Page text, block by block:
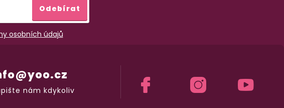
osobních údajů
Odebírat
nám kdykoliv